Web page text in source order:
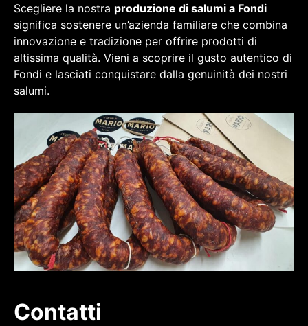
Scegliere la nostra produzione di salumi a Fondi
significa sostenere un’azienda familiare che combina
innovazione e tradizione per offrire prodotti di
altissima qualità. Vieni a scoprire il gusto autentico di
Fondi e lasciati conquistare dalla genuinità dei nostri
salumi.
Contatti